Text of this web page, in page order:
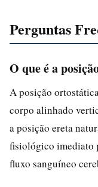
Perguntas
O que é a
A posição
corpo alinhado
a posição ereta
fisiológico imediato
fluxo sanguíneo